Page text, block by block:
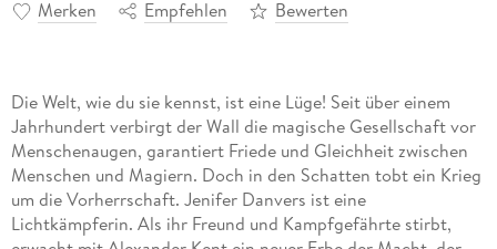
Merken Empfehlen Bewerten
Die Welt, wie du sie kennst, ist eine Lüge! Seit über einem
Jahrhundert verbirgt der Wall die magische Gesellschaft vor
Menschenaugen, garantiert Friede und Gleichheit zwischen
Menschen und Magiern. Doch in den Schatten tobt ein Krieg
um die Vorherrschaft. Jenifer Danvers ist eine
Lichtkämpferin. Als ihr Freund und Kampfgefährte stirbt,